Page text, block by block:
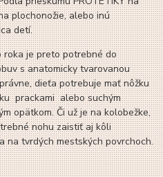
plochonožie, alebo inú
detí.
roka je preto potrebné do
s anatomicky tvarovanou
dieťa potrebuje mať nôžku
prackami alebo suchým
opätkom. Či už je na kolobežke,
nohu zaistiť aj kôli
na tvrdých mestských povrchoch.